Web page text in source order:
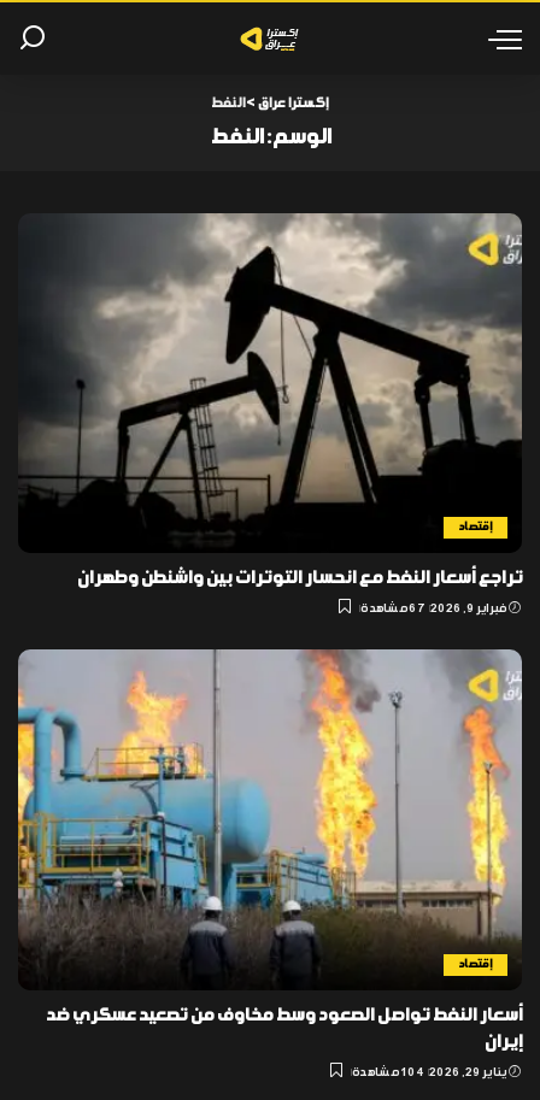
إكسترا عراق >النفط
الوسم:النفط
إقتصاد
تراجع أسعار النفط مع انحسار التوترات بين واشنطن وطهران
فبراير 9, 2026 67 مشاهدة
إقتصاد
أسعار النفط تواصل الصعود وسط مخاوف من تصعيد عسكري ضد
إيران
يناير 29, 2026 104 مشاهدة